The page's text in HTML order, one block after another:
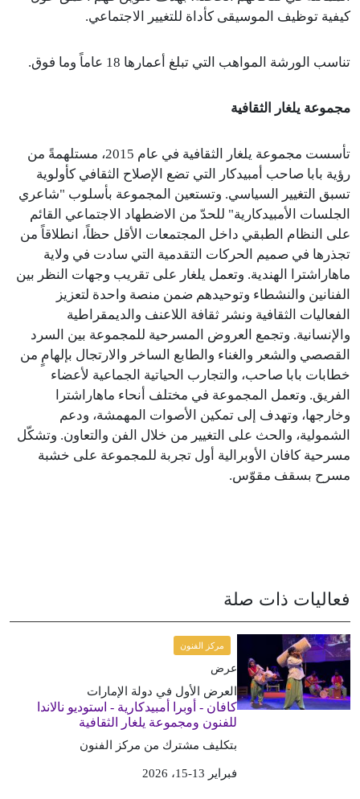
كيفية توظيف الموسيقى كأداة للتغيير الاجتماعي.
تناسب الورشة المواهب التي تبلغ أعمارها 18 عاماً وما فوق.
مجموعة يلغار الثقافية
تأسست مجموعة يلغار الثقافية في عام 2015، مستلهمةً من
رؤية بابا صاحب أمبيدكار التي تضع الإصلاح الثقافي كأولوية
تسبق التغيير السياسي. وتستعين المجموعة بأسلوب "شاعري
الجلسات الأمبيدكارية" للحدّ من الاضطهاد الاجتماعي القائم
على النظام الطبقي داخل المجتمعات الأقل حظاً، انطلاقاً من
تجذرها في صميم الحركات التقدمية التي سادت في ولاية
ماهاراشترا الهندية. وتعمل يلغار على تقريب وجهات النظر بين
الفنانين والنشطاء وتوحيدهم ضمن منصة واحدة لتعزيز
الفعاليات الثقافية ونشر ثقافة اللاعنف والديمقراطية
والإنسانية. وتجمع العروض المسرحية للمجموعة بين السرد
القصصي والشعر والغناء والطابع الساخر والارتجال بإلهامٍ من
خطابات بابا صاحب، والتجارب الحياتية الجماعية لأعضاء
الفريق. وتعمل المجموعة في مختلف أنحاء ماهاراشترا
وخارجها، وتهدف إلى تمكين الأصوات المهمشة، ودعم
الشمولية، والحث على التغيير من خلال الفن والتعاون. وتشكّل
مسرحية كافان الأوبرالية أول تجربة للمجموعة على خشبة
مسرح بسقف مقوّس.
فعاليات ذات صلة
مركز الفنون
عرض
العرض الأول في دولة الإمارات
كافان - أوبرا أمبيدكارية - استوديو نالاندا
للفنون ومجموعة يلغار الثقافية
بتكليف مشترك من مركز الفنون
فبراير 13-15، 2026